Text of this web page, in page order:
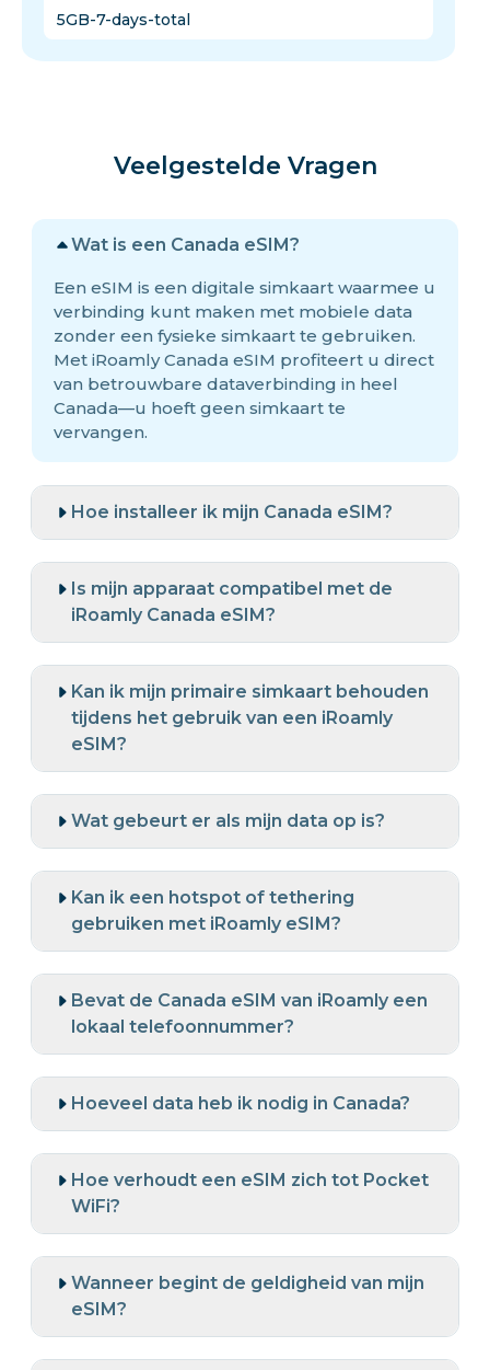
5GB-7-days-total
Veelgestelde Vragen
Wat is een Canada eSIM?
Een eSIM is een digitale simkaart waarmee u
verbinding kunt maken met mobiele data
zonder een fysieke simkaart te gebruiken.
Met iRoamly Canada eSIM profiteert u direct
van betrouwbare dataverbinding in heel
Canada—u hoeft geen simkaart te
vervangen.
Hoe installeer ik mijn Canada eSIM?
Is mijn apparaat compatibel met de
iRoamly Canada eSIM?
Kan ik mijn primaire simkaart behouden
tijdens het gebruik van een iRoamly
eSIM?
Wat gebeurt er als mijn data op is?
Kan ik een hotspot of tethering
gebruiken met iRoamly eSIM?
Bevat de Canada eSIM van iRoamly een
lokaal telefoonnummer?
Hoeveel data heb ik nodig in Canada?
Hoe verhoudt een eSIM zich tot Pocket
WiFi?
Wanneer begint de geldigheid van mijn
eSIM?